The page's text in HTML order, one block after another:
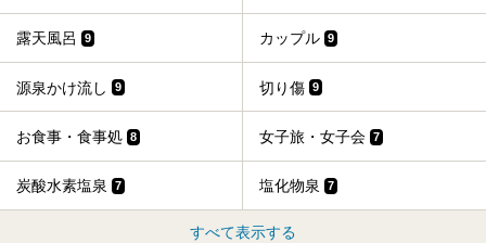
露天風呂 9 カップル 9
源泉かけ流し 9 切り傷 9
お食事・食事処 8 女子旅・女子会 7
炭酸水素塩泉 7 塩化物泉 7
すべて表示する